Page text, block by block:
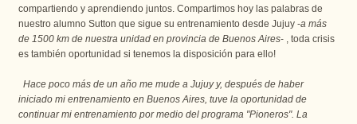
compartiendo y aprendiendo juntos. Compartimos hoy las palabras de
nuestro alumno Sutton que sigue su entrenamiento desde Jujuy -a más
de 1500 km de nuestra unidad en provincia de Buenos Aires- , toda crisis
es también oportunidad si tenemos la disposición para ello!
Hace poco más de un año me mude a Jujuy y, después de haber
iniciado mi entrenamiento en Buenos Aires, tuve la oportunidad de
continuar mi entrenamiento por medio del programa "Pioneros". La